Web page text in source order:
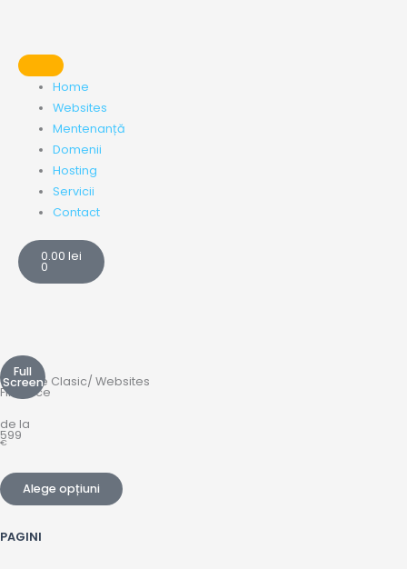
content
Home
Websites
Mentenanță
Domenii
Hosting
Servicii
Contact
0.00 lei
0
Cart
Full
Screen
Website Clasic/ Websites
FinOffice
de la
599
€
Alege opțiuni
PAGINI